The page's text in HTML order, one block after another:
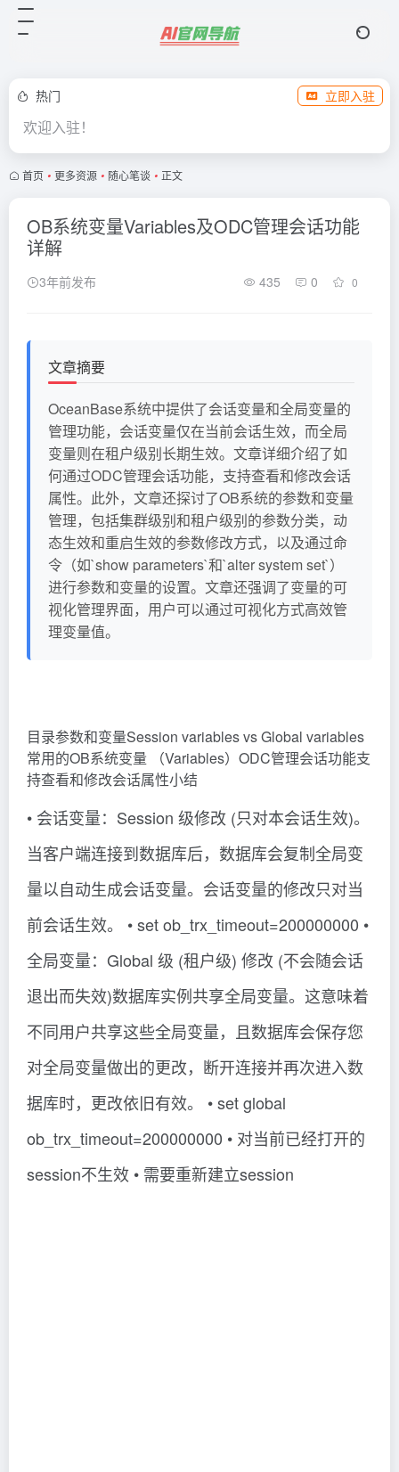
热门 立即入驻
欢迎入驻！
首页 • 更多资源 • 随心笔谈 • 正文
OB系统变量Variables及ODC管理会话功能
详解
3年前发布 435 0 0
文章摘要
OceanBase系统中提供了会话变量和全局变量的
管理功能，会话变量仅在当前会话生效，而全局
变量则在租户级别长期生效。文章详细介绍了如
何通过ODC管理会话功能，支持查看和修改会话
属性。此外，文章还探讨了OB系统的参数和变量
管理，包括集群级别和租户级别的参数分类，动
态生效和重启生效的参数修改方式，以及通过命
令（如`show parameters`和`alter system set`）
进行参数和变量的设置。文章还强调了变量的可
视化管理界面，用户可以通过可视化方式高效管
理变量值。
目录参数和变量Session variables vs Global variables
常用的OB系统变量 （Variables）ODC管理会话功能支
持查看和修改会话属性小结
• 会话变量：Session 级修改 (只对本会话生效)。
当客户端连接到数据库后，数据库会复制全局变
量以自动生成会话变量。会话变量的修改只对当
前会话生效。 • set ob_trx_timeout=200000000 •
全局变量：Global 级 (租户级) 修改 (不会随会话
退出而失效)数据库实例共享全局变量。这意味着
不同用户共享这些全局变量，且数据库会保存您
对全局变量做出的更改，断开连接并再次进入数
据库时，更改依旧有效。 • set global
ob_trx_timeout=200000000 • 对当前已经打开的
session不生效 • 需要重新建立session